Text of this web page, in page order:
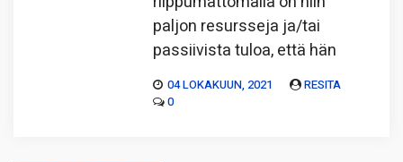
paljon resursseja ja/tai
passiivista tuloa, että hän
04 LOKAKUUN, 2021
RESITA
0